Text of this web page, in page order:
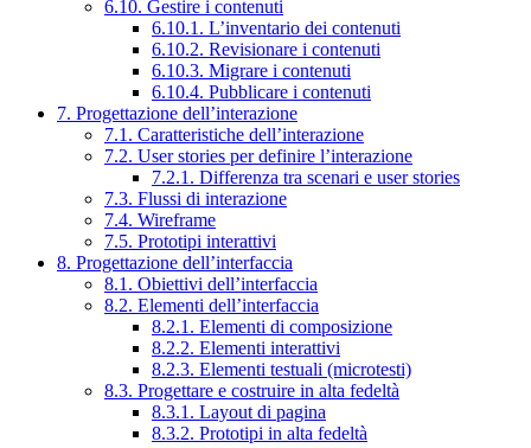
6.10. Gestire i contenuti
6.10.1. L’inventario dei contenuti
6.10.2. Revisionare i contenuti
6.10.3. Migrare i contenuti
6.10.4. Pubblicare i contenuti
7. Progettazione dell’interazione
7.1. Caratteristiche dell’interazione
7.2. User stories per definire l’interazione
7.2.1. Differenza tra scenari e user stories
7.3. Flussi di interazione
7.4. Wireframe
7.5. Prototipi interattivi
8. Progettazione dell’interfaccia
8.1. Obiettivi dell’interfaccia
8.2. Elementi dell’interfaccia
8.2.1. Elementi di composizione
8.2.2. Elementi interattivi
8.2.3. Elementi testuali (microtesti)
8.3. Progettare e costruire in alta fedeltà
8.3.1. Layout di pagina
8.3.2. Prototipi in alta fedeltà